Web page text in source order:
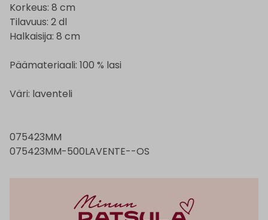
Korkeus: 8 cm
Tilavuus: 2 dl
Halkaisija: 8 cm
Päämateriaali: 100 % lasi
Väri: laventeli
075423MM
075423MM-500LAVENTE--OS